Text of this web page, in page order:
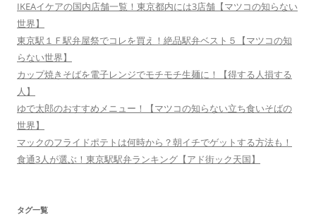
IKEAイケアの国内店舗一覧！東京都内には3店舗【マツコの知らない
世界】
東京駅１Ｆ駅弁屋祭でコレを買え！絶品駅弁ベスト５【マツコの知
らない世界】
カップ焼きそばを電子レンジでモチモチ生麺に！【得する人損する
人】
ゆで太郎のおすすめメニュー！【マツコの知らない立ち食いそばの
世界】
マックのフライドポテトは何時から？朝イチでゲットする方法も！
食通3人が選ぶ！東京駅駅弁ランキング【アド街ック天国】
タグ一覧